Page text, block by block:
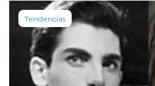
Tendencias